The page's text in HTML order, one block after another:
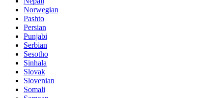
Norwegian
Pashto
Persian
Punjabi
Serbian
Sesotho
Sinhala
Slovak
Slovenian
Somali